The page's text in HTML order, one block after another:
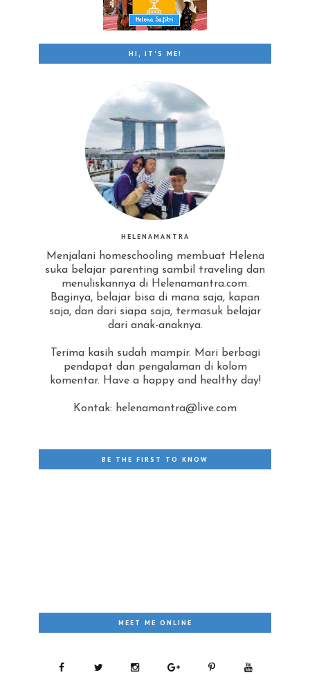
HI, IT'S ME!
HELENAMANTRA
Menjalani homeschooling membuat Helena
suka belajar parenting sambil traveling dan
menuliskannya di Helenamantra.com.
Baginya, belajar bisa di mana saja, kapan
saja, dan dari siapa saja, termasuk belajar
dari anak-anaknya.
Terima kasih sudah mampir. Mari berbagi
pendapat dan pengalaman di kolom
komentar. Have a happy and healthy day!
Kontak: helenamantra@live.com
BE THE FIRST TO KNOW
MEET ME ONLINE